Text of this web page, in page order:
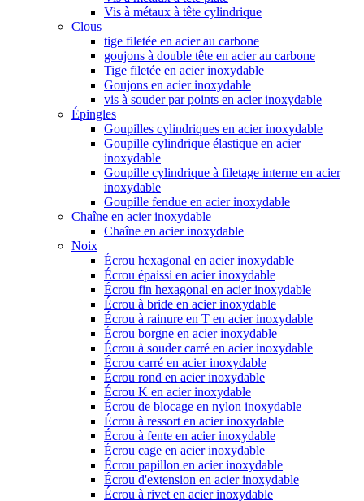
Vis à métaux à tête cylindrique
Clous
tige filetée en acier au carbone
goujons à double tête en acier au carbone
Tige filetée en acier inoxydable
Goujons en acier inoxydable
vis à souder par points en acier inoxydable
Épingles
Goupilles cylindriques en acier inoxydable
Goupille cylindrique élastique en acier
inoxydable
Goupille cylindrique à filetage interne en acier
inoxydable
Goupille fendue en acier inoxydable
Chaîne en acier inoxydable
Chaîne en acier inoxydable
Noix
Écrou hexagonal en acier inoxydable
Écrou épaissi en acier inoxydable
Écrou fin hexagonal en acier inoxydable
Écrou à bride en acier inoxydable
Écrou à rainure en T en acier inoxydable
Écrou borgne en acier inoxydable
Écrou à souder carré en acier inoxydable
Écrou carré en acier inoxydable
Écrou rond en acier inoxydable
Écrou K en acier inoxydable
Écrou de blocage en nylon inoxydable
Écrou à ressort en acier inoxydable
Écrou à fente en acier inoxydable
Écrou cage en acier inoxydable
Écrou papillon en acier inoxydable
Écrou d'extension en acier inoxydable
Écrou à rivet en acier inoxydable